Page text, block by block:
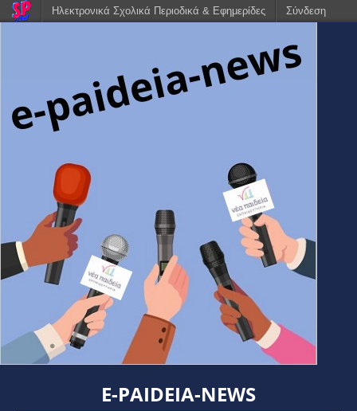
E-PAIDEIA-NEWS
Ηλεκτρονικά Σχολικά Περιοδικά & Εφημερίδες Σύνδεση